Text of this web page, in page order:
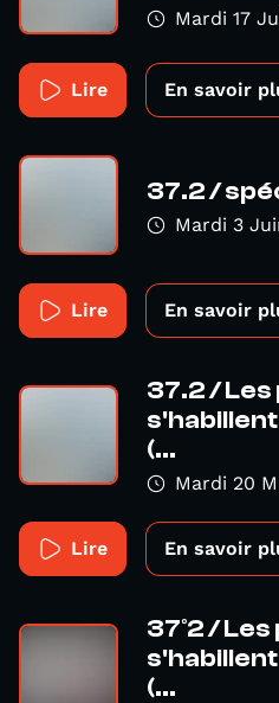
Mardi 17
Lire En savoir
37.2 /
Mardi 3
Lire En savoir
37.2 /
(...
Mardi 20
Lire En savoir
37°2 /
(...